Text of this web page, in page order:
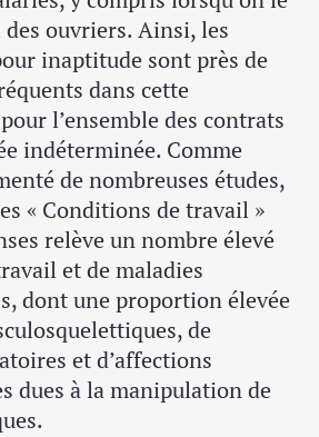
ouvriers. Ainsi, les
inaptitude sont près de
dans cette
l’ensemble des contrats
indéterminée. Comme
de nombreuses études,
« Conditions de travail »
relève un nombre élevé
et de maladies
dont une proportion élevée
de
et d’affections
dues à la manipulation de